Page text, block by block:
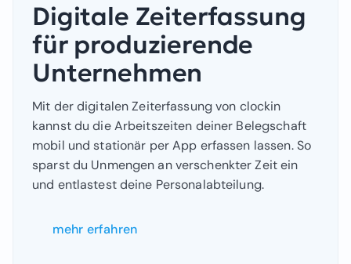
Digitale Zeiterfassung
für produzierende
Unternehmen
Mit der digitalen Zeiterfassung von clockin
kannst du die Arbeitszeiten deiner Belegschaft
mobil und stationär per App erfassen lassen. So
sparst du Unmengen an verschenkter Zeit ein
und entlastest deine Personalabteilung.
mehr erfahren